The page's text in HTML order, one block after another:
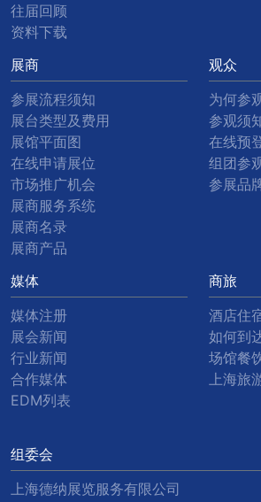
往届回顾
资料下载
展商
参展流程须知
展台类型及费用
展馆平面图
在线申请展位
市场推广机会
展商服务系统
展商名录
展商产品
观众
为何参
参观须
在线预
组团参
参展品
媒体
媒体注册
展会新闻
行业新闻
合作媒体
EDM列表
商旅
酒店住
如何到
场馆餐
上海旅
组委会
上海德纳展览服务有限公司